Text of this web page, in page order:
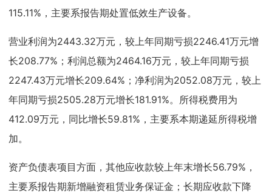
115.11%，主要系报告期处置低效生产设备。
营业利润为2443.32万元，较上年同期亏损2246.41万元增
长208.77%；利润总额为2464.16万元，较上年同期亏损
2247.43万元增长209.64%；净利润为2052.08万元，较上
年同期亏损2505.28万元增长181.91%。所得税费用为
412.09万元，同比增长59.81%，主要系本期递延所得税增
加。
资产负债表项目方面，其他应收款较上年末增长56.79%，
主要系报告期新增融资租赁业务保证金；长期应收款下降